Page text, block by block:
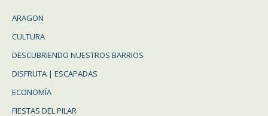
ARAGON
CULTURA
DESCUBRIENDO NUESTROS BARRIOS
DISFRUTA | ESCAPADAS
ECONOMÍA
FIESTAS DEL PILAR